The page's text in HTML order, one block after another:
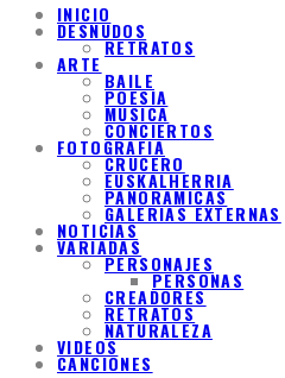
INICIO
DESNUDOS
RETRATOS
ARTE
BAILE
POESIA
MUSICA
CONCIERTOS
FOTOGRAFIA
CRUCERO
EUSKALHERRIA
PANORAMICAS
GALERIAS EXTERNAS
NOTICIAS
VARIADAS
PERSONAJES
PERSONAS
CREADORES
RETRATOS
NATURALEZA
VIDEOS
CANCIONES